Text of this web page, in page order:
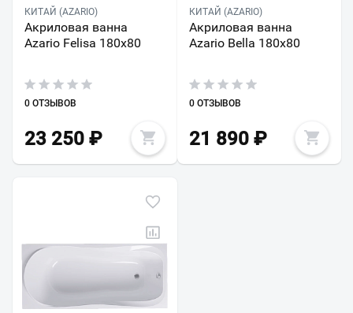
КИТАЙ (AZARIO)
Акриловая ванна
Azario Felisa 180х80
0 ОТЗЫВОВ
23 250 ₽
КИТАЙ (AZARIO)
Акриловая ванна
Azario Bella 180х80
0 ОТЗЫВОВ
21 890₽